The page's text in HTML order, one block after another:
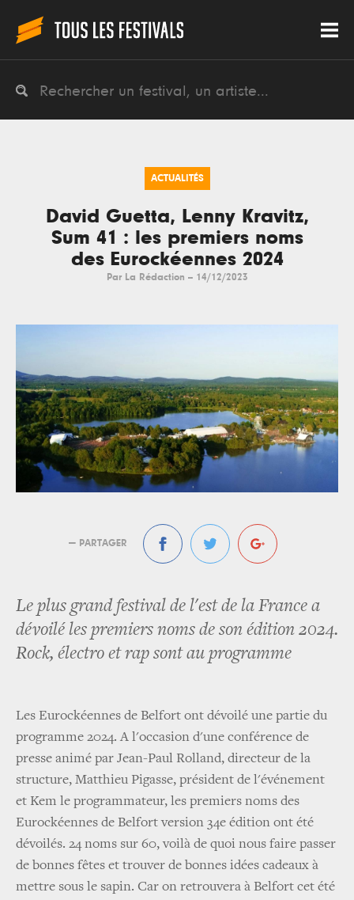
ACTUALITÉS
David Guetta, Lenny Kravitz,
Sum 41 : les premiers noms
des Eurockéennes 2024
Par La Rédaction -- 14/12/2023
— PARTAGER
Le plus grand festival de l'est de la France a
dévoilé les premiers noms de son édition 2024.
Rock, électro et rap sont au programme
Les Eurockéennes de Belfort ont dévoilé une partie du
programme 2024. A l'occasion d'une conférence de
presse animé par Jean-Paul Rolland, directeur de la
structure, Matthieu Pigasse, président de l'événement
et Kem le programmateur, les premiers noms des
Eurockéennes de Belfort version 34e édition ont été
dévoilés. 24 noms sur 60, voilà de quoi nous faire passer
de bonnes fêtes et trouver de bonnes idées cadeaux à
mettre sous le sapin. Car on retrouvera à Belfort cet été